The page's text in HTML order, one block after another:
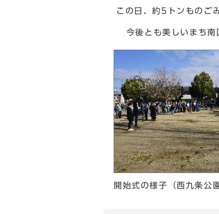
この日、約5トンものご
今後とも美しいまち南
開始式の様子（西九条公